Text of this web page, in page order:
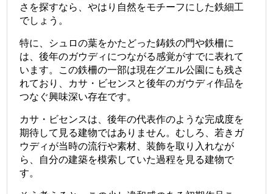
さを探すなら、やはり自然をモチーフにした鉄細工
でしょう。
特に、シュロの葉をかたどった鋳鉄の門や鉄柵に
は、後年のガウディにつながる感覚がすでに表れて
います。この鉄柵の一部は現在グエル公園にも残さ
れており、カサ・ビセンスと後年のガウディ作品を
つなぐ興味深い存在です。
カサ・ビセンスは、後年の代表作のような完成度を
期待して見る建物ではありません。むしろ、若きガ
ウディが当時の流行や素材、装飾を取り入れなが
ら、自分の建築を模索していた過程を見る建物で
す。